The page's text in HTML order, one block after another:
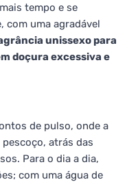
tempo e se
com uma agradável
unissexo para
doçura excessiva e
de pulso, onde a
atrás das
Para o dia a dia,
com uma água de